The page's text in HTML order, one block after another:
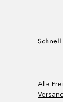
Alle